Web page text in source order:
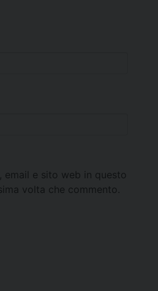
email e sito web in questo
volta che commento.